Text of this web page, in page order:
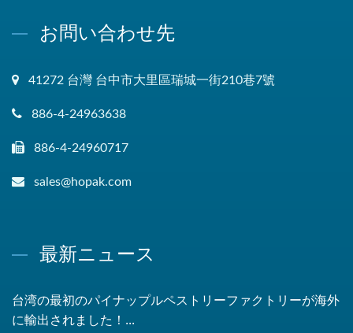
お問い合わせ先
41272 台灣 台中市大里區瑞城一街210巷7號
886-4-24963638
886-4-24960717
sales@hopak.com
最新ニュース
台湾の最初のパイナップルペストリーファクトリーが海外
に輸出されました！...